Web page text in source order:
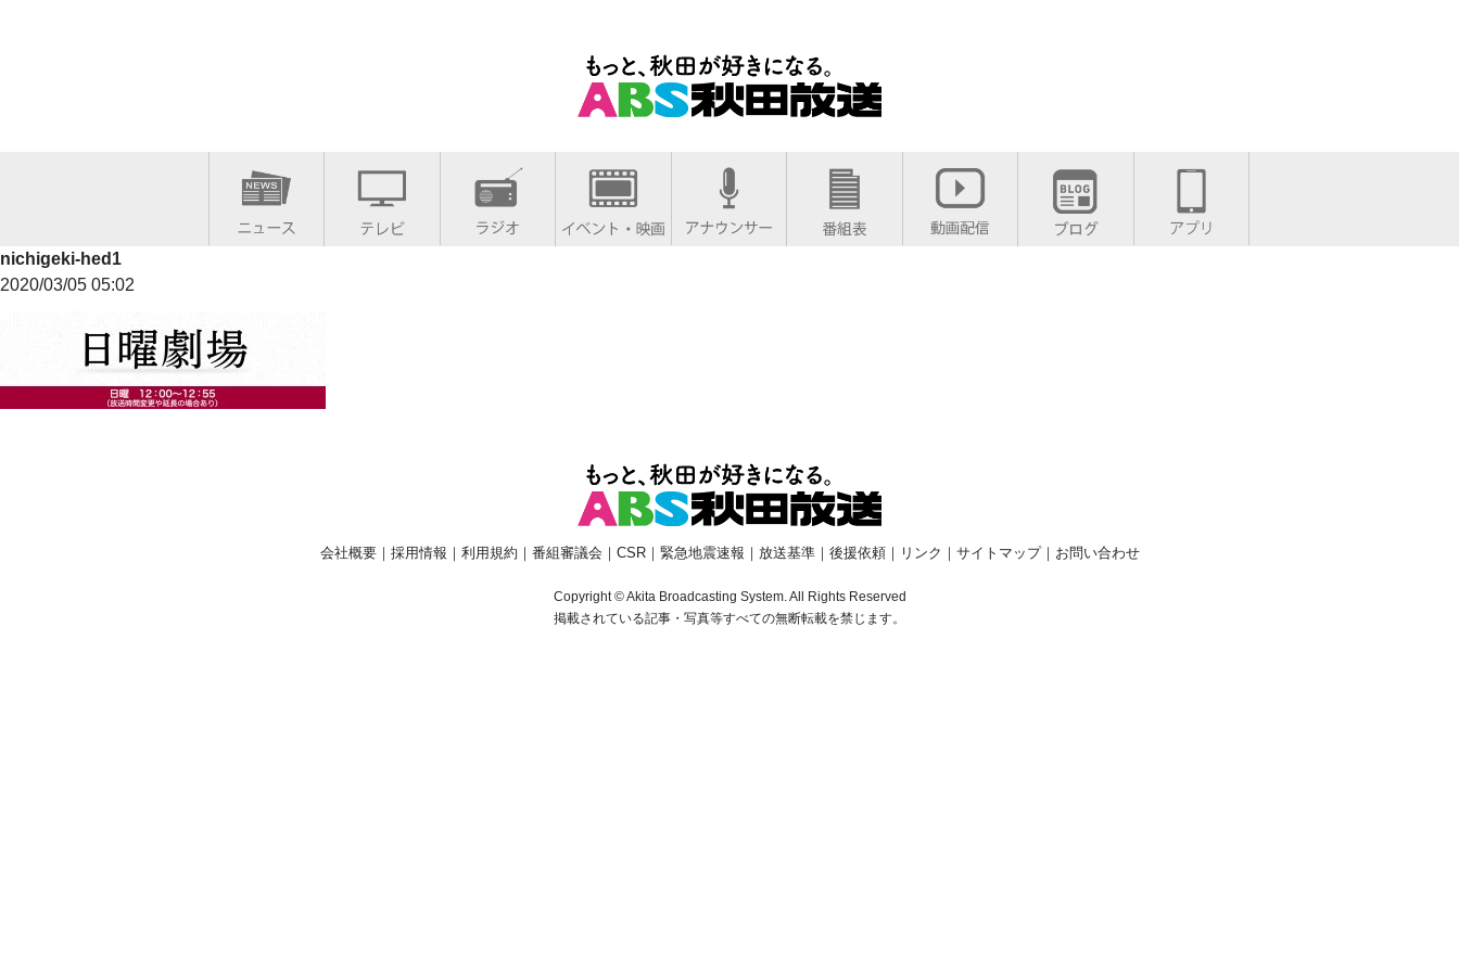
nichigeki-hed1
2020/03/05 05:02
会社概要｜ 採用情報 ｜ 利用規約 ｜ 番組審議会 ｜ CSR｜ 緊急地震速報 ｜ 放送基準｜ 後援依頼｜ リンク ｜ サイトマップ｜ お問い合わせ
Copyright © Akita Broadcasting System. All Rights Reserved
掲載されている記事・写真等すべての無断転載を禁じます。